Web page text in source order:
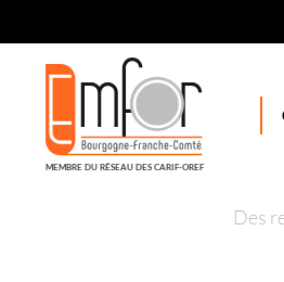
MEMBRE DU RÉSEAU DES CARIF-OREF
Des